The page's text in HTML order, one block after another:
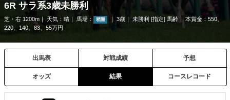
6R サラ系3歳未勝利
芝・右 1200m 天気： 晴 馬場： 稍重 3歳 未勝利 [指定] 馬齢
本賞金：550、
220、140、83、55万円
出馬表 対戦成績 予想
オッズ 結果 コースレコード